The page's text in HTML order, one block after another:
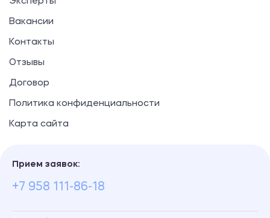
Вакансии
Контакты
Отзывы
Договор
Политика конфиденциальности
Карта сайта
Прием заявок:
+7 958 111-86-18